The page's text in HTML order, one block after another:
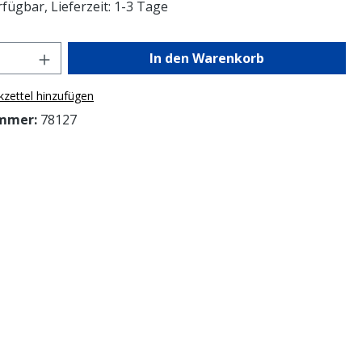
Lieferzeit: 1-3 Tage
Anzahl: Gib den gewünschten Wert
In den Warenkorb
hinzufügen
78127